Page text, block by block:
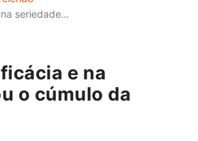
seriedade…
e na
o cúmulo da